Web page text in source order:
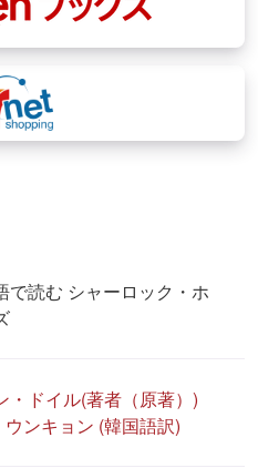
で読む シャーロック・ホ
・ドイル(著者（原著）)
ウンキョン (韓国語訳)